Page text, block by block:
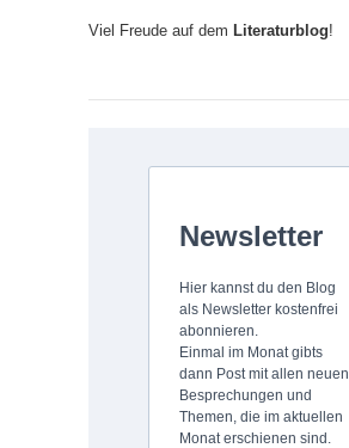
Viel Freude auf dem Literaturblog!
Newsletter
Hier kannst du den Blog
als Newsletter kostenfrei
abonnieren.
Einmal im Monat gibts
dann Post mit allen neuen
Besprechungen und
Themen, die im aktuellen
Monat erschienen sind.